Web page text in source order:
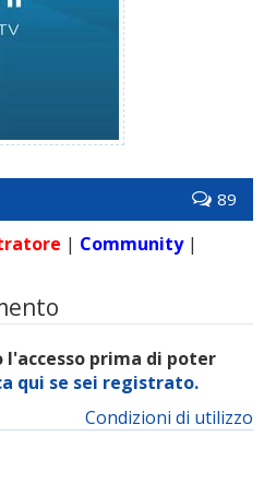
89
| Community|
prima di poter
qui se sei registrato.
Condizioni di utilizzo